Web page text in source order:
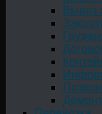
Вывоз